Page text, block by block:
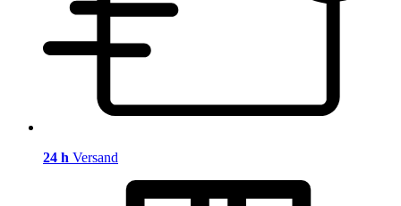
24 h Versand